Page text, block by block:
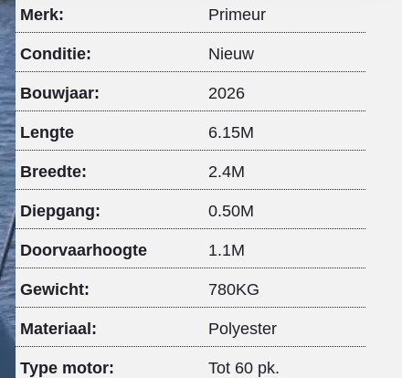
Merk: Primeur
Conditie: Nieuw
Bouwjaar: 2026
Lengte 6.15M
Breedte: 2.4M
Diepgang: 0.50M
Doorvaarhoogte 1.1M
Gewicht: 780KG
Materiaal: Polyester
Type motor: Tot 60 pk.